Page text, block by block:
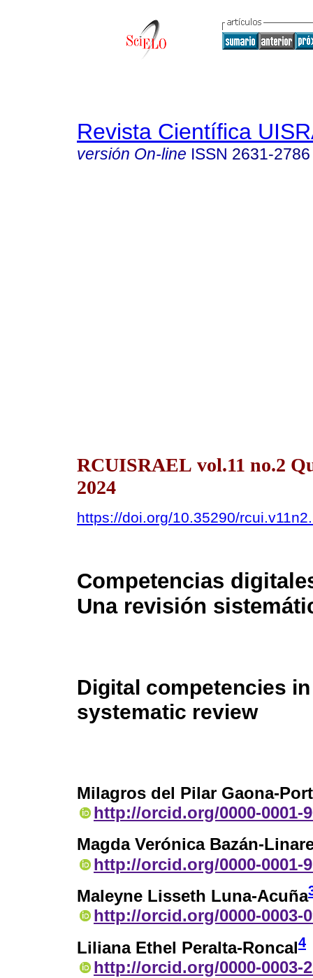
Revista Científica
versión On-line ISSN 2631-2786
RCUISRAEL vol.11 no.2
2024
https://doi.org/10.35290/
Competencias
Una revisión
Digital competencies
systematic review
Milagros del Pilar Gaona-
http://orcid.org/0000-0001-
Magda Verónica Bazán-
http://orcid.org/0000-0001-
Maleyne Lisseth Luna-Acuña
http://orcid.org/0000-0003-
Liliana Ethel Peralta-Roncal4
http://orcid.org/0000-0003-